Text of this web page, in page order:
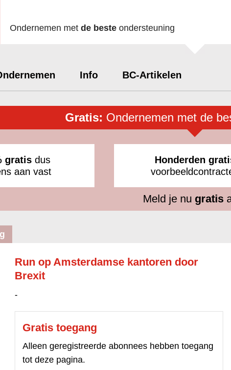
Ondernemen met de beste ondersteuning
Info BC-Artikelen
Gratis: Ondernemen met de
gratis dus
aan vast
Honderden
Meld je nu gratis
Run op Amsterdamse kantoren door
Brexit
-
Gratis toegang
Alleen geregistreerde abonnees hebben toegang
tot deze pagina.